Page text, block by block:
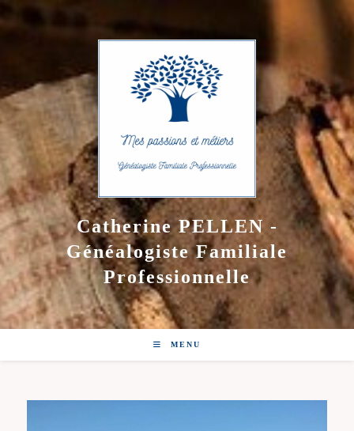
to
Catherine PELLEN -
Généalogiste Familiale
Professionnelle
MENU